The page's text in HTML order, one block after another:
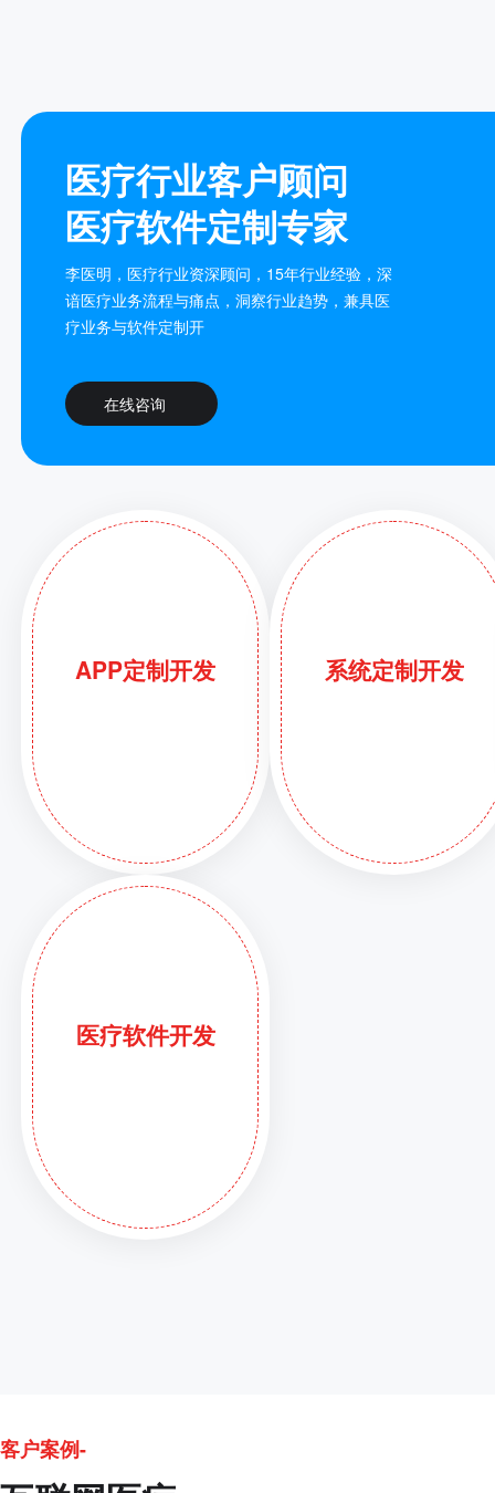
医疗行业客户顾问
医疗软件定制专家
李医明，医疗行业资深顾问，15年行业经验，深
谙医疗业务流程与痛点，洞察行业趋势，兼具医
疗业务与软件定制开
在线咨询
APP定制开发 系统定制开发
医疗软件开发
客户案例-